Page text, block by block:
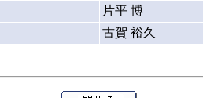
片平 博
古賀 裕久